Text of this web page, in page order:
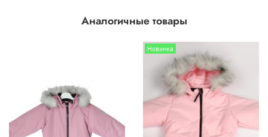
Аналогичные товары
Новинка